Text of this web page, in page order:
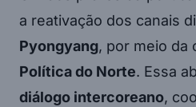
a reativação dos canais
Pyongyang, por meio da
Política do Norte. Essa
diálogo intercoreano,